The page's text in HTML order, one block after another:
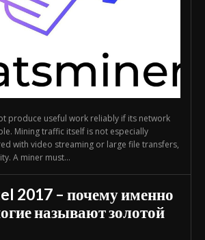
produce useful work reliably if its network
Mining traffic itself is not especially
with video streaming or large file transfers,
A miner must...
2017 – почему именно
называют золотой